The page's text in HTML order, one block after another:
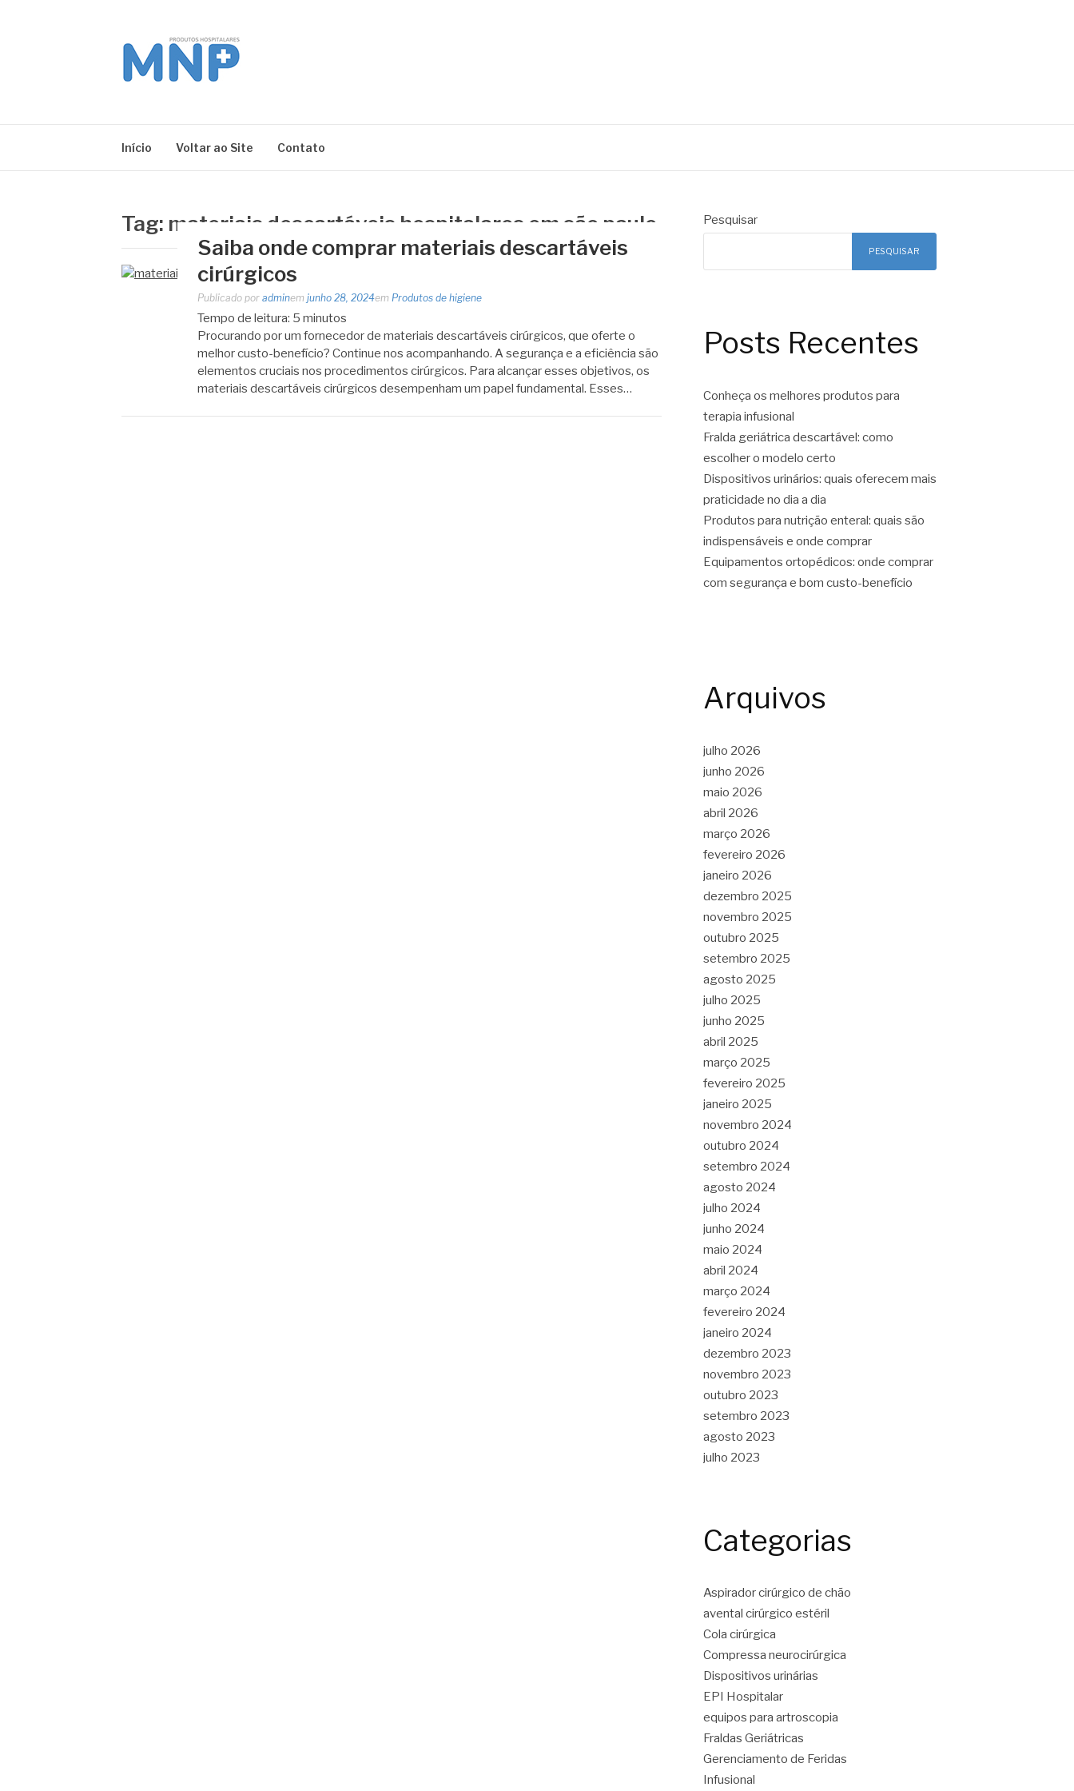
Início Voltar ao Site Contato
Tag: materiais descartáveis hospitalares em são paulo
Saiba onde comprar materiais descartáveis
cirúrgicos
Publicado por adminem junho 28, 2024em Produtos de higiene
Tempo de leitura: 5 minutos
Procurando por um fornecedor de materiais descartáveis cirúrgicos, que oferte o
melhor custo-benefício? Continue nos acompanhando. A segurança e a eficiência são
elementos cruciais nos procedimentos cirúrgicos. Para alcançar esses objetivos, os
materiais descartáveis cirúrgicos desempenham um papel fundamental. Esses…
Pesquisar
PESQUISAR
Posts Recentes
Conheça os melhores produtos para
terapia infusional
Fralda geriátrica descartável: como
escolher o modelo certo
Dispositivos urinários: quais oferecem mais
praticidade no dia a dia
Produtos para nutrição enteral: quais são
indispensáveis e onde comprar
Equipamentos ortopédicos: onde comprar
com segurança e bom custo-benefício
Arquivos
julho 2026
junho 2026
maio 2026
abril 2026
março 2026
fevereiro 2026
janeiro 2026
dezembro 2025
novembro 2025
outubro 2025
setembro 2025
agosto 2025
julho 2025
junho 2025
abril 2025
março 2025
fevereiro 2025
janeiro 2025
novembro 2024
outubro 2024
setembro 2024
agosto 2024
julho 2024
junho 2024
maio 2024
abril 2024
março 2024
fevereiro 2024
janeiro 2024
dezembro 2023
novembro 2023
outubro 2023
setembro 2023
agosto 2023
julho 2023
Categorias
Aspirador cirúrgico de chão
avental cirúrgico estéril
Cola cirúrgica
Compressa neurocirúrgica
Dispositivos urinárias
EPI Hospitalar
equipos para artroscopia
Fraldas Geriátricas
Gerenciamento de Feridas
Infusional